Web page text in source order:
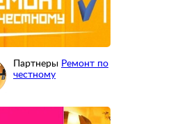
Партнеры Ремонт по
честному